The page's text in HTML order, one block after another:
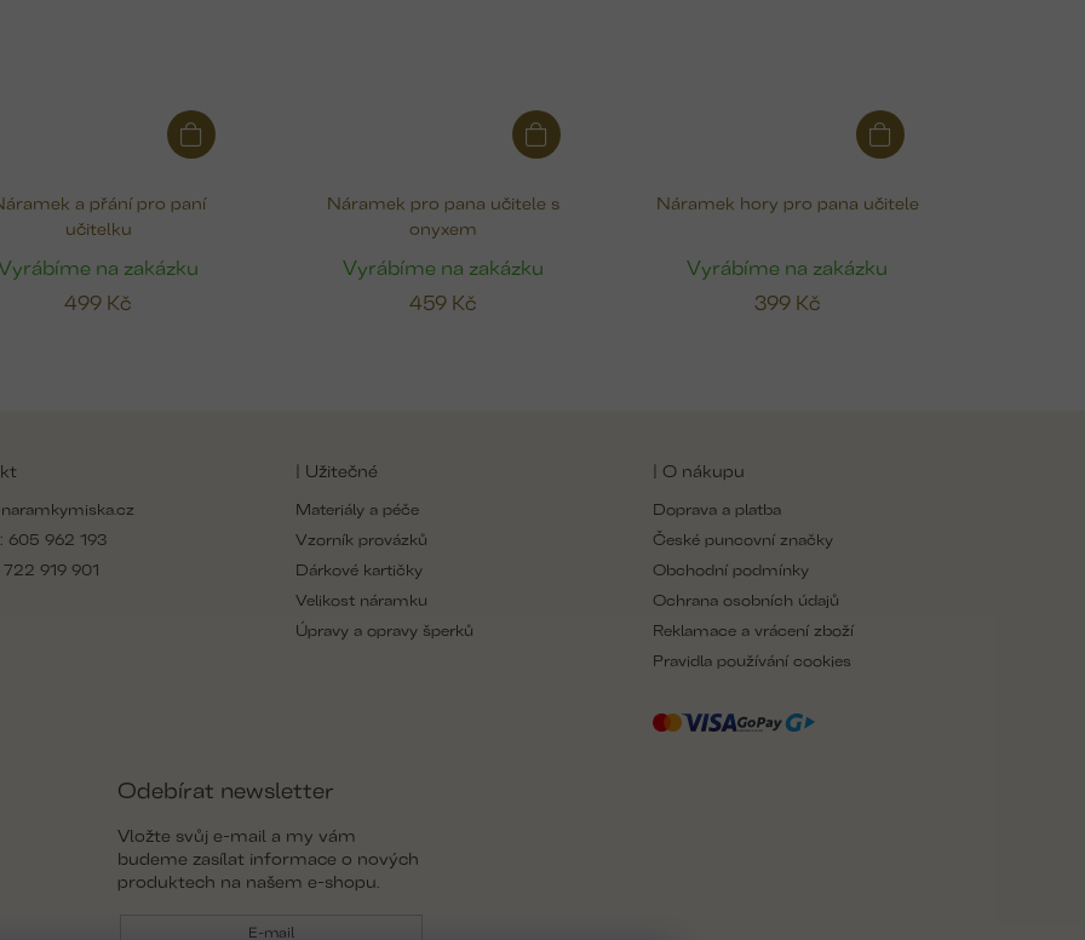
a přání pro paní
učitelku
na zakázku
499 Kč
Náramek pro pana učitele s
onyxem
Vyrábíme na zakázku
459 Kč
Náramek hory pro pana učitele
Vyrábíme na zakázku
399 Kč
605 962 193
722 919 901
| Užitečné
Materiály a péče
Vzorník provázků
Dárkové kartičky
Velikost náramku
Úpravy a opravy šperků
| O nákupu
Doprava a platba
České puncovní značky
Obchodní podmínky
Ochrana osobních údajů
Reklamace a vrácení zboží
Pravidla používání cookies
Odebírat newsletter
Vložte svůj e-mail a my vám
budeme zasílat informace o nových
produktech na našem e-shopu.
E-mail